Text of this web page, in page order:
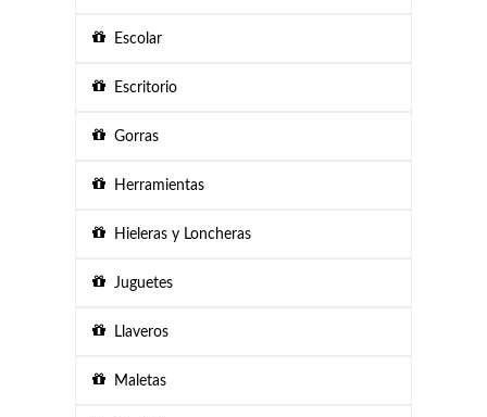
Escolar
Escritorio
Gorras
Herramientas
Hieleras y Loncheras
Juguetes
Llaveros
Maletas